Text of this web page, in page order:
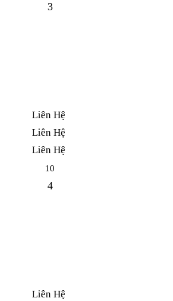
3
Liên Hệ
Liên Hệ
Liên Hệ
10
4
Liên Hệ